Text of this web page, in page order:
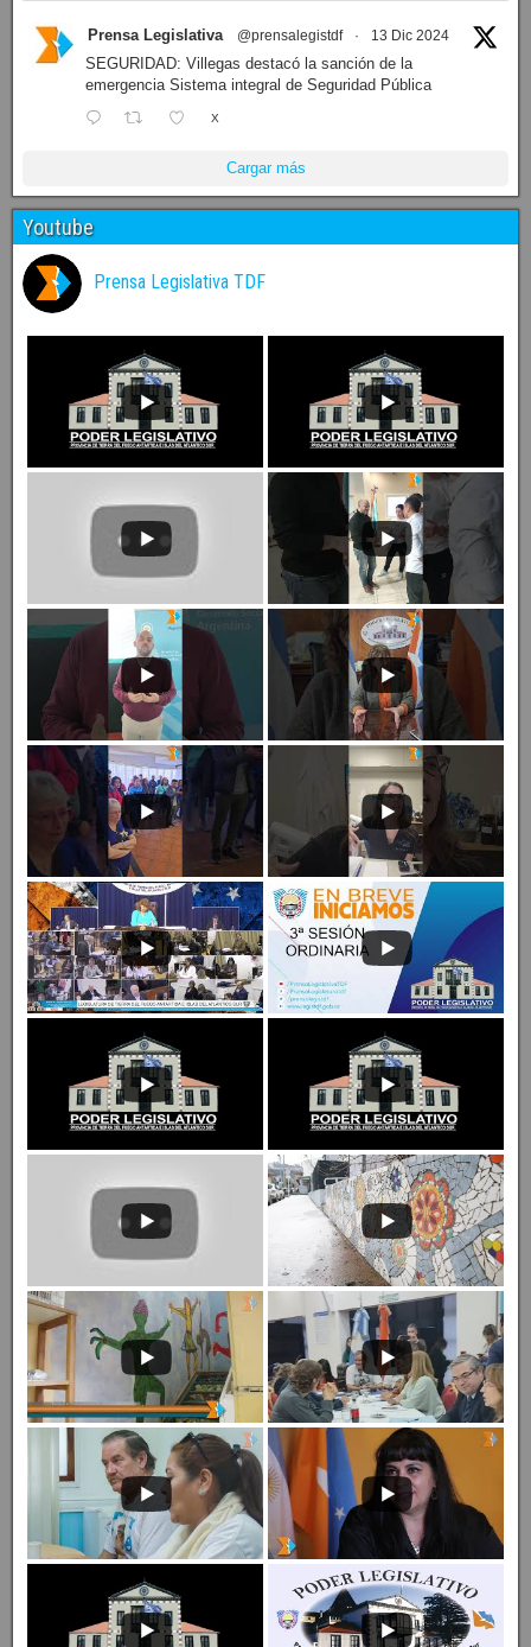
Prensa Legislativa @prensalegistdf · 13 Dic 2024
SEGURIDAD: Villegas destacó la sanción de la
emergencia Sistema integral de Seguridad Pública
X
Cargar más
Youtube
Prensa Legislativa TDF